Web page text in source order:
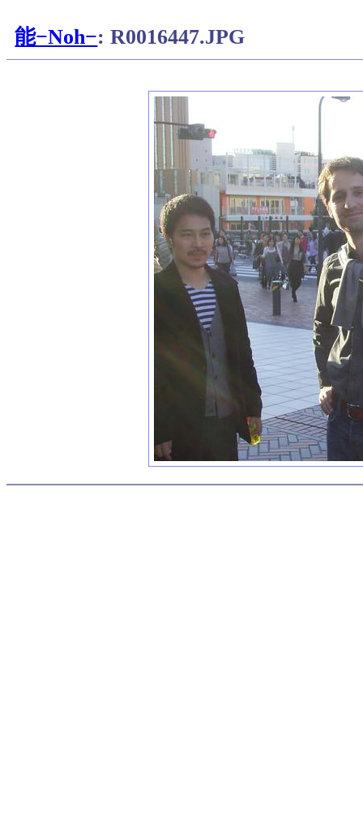
能−Noh−: R0016447.JPG